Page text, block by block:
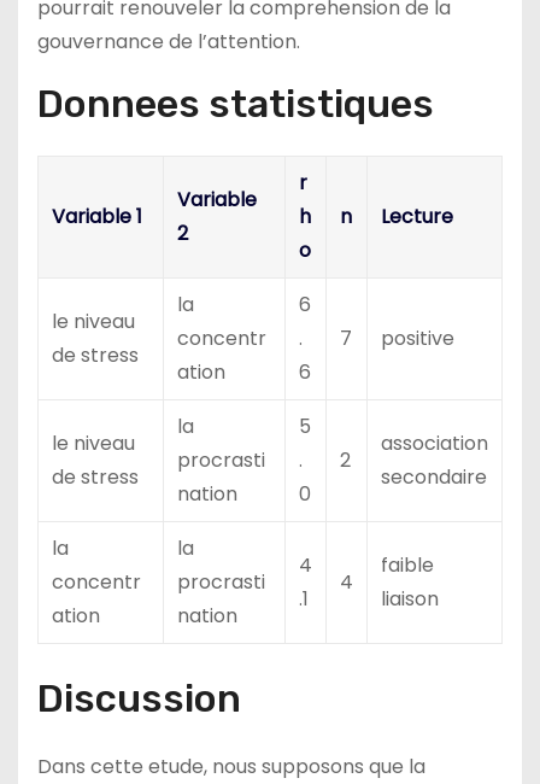
pourrait renouveler la comprehension de la
gouvernance de l’attention.
Donnees statistiques
Variable 1
Variable
2
r
h
o
n Lecture
le niveau
de stress
la
concentr
ation
6
.
6
7 positive
le niveau
de stress
la
procrasti
nation
5
.
0
2
association
secondaire
la
concentr
ation
la
procrasti
nation
4
.1
4
faible
liaison
Discussion
Dans cette etude, nous supposons que la